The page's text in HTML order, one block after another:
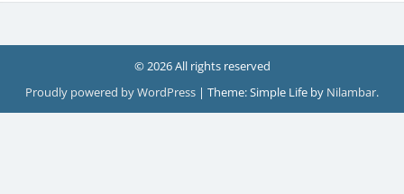
© 2026 All rights reserved
Proudly powered by WordPress | Theme: Simple Life by Nilambar.